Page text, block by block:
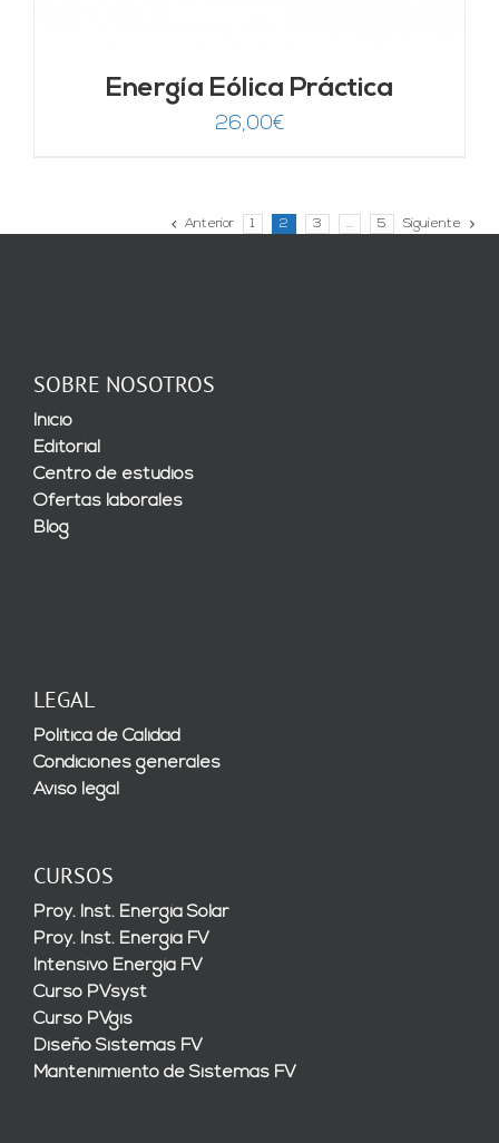
Energía Eólica Práctica
26,00€
Anterior 1 2 3 … 5 Siguiente
SOBRE NOSOTROS
Inicio
Editorial
Centro de estudios
Ofertas laborales
Blog
LEGAL
Política de Calidad
Condiciones generales
Aviso legal
CURSOS
Proy. Inst. Energía Solar
Proy. Inst. Energía FV
Intensivo Energía FV
Curso PVsyst
Curso PVgis
Diseño Sistemas FV
Mantenimiento de Sistemas FV